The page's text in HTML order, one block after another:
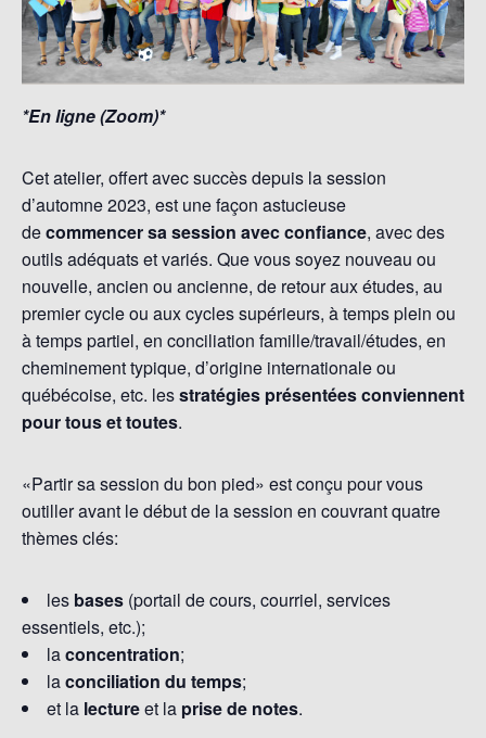
*En ligne (Zoom)*
Cet atelier, offert avec succès depuis la session
d’automne 2023, est une façon astucieuse
decommencer sa session avec confiance, avec des
outils adéquats et variés. Que vous soyez nouveau ou
nouvelle, ancien ou ancienne, de retour aux études, au
premier cycle ou aux cycles supérieurs, à temps plein ou
à temps partiel, en conciliation famille/travail/études, en
cheminement typique, d’origine internationale ou
québécoise, etc. lesstratégies présentées conviennent
pour tous et toutes.
«Partir sa session du bon pied» est conçu pour vous
outiller avant le début de la session en couvrant quatre
thèmes clés:
les bases (portail de cours, courriel, services
essentiels, etc.);
laconcentration;
laconciliation du temps;
et la lectureet la prise de notes.